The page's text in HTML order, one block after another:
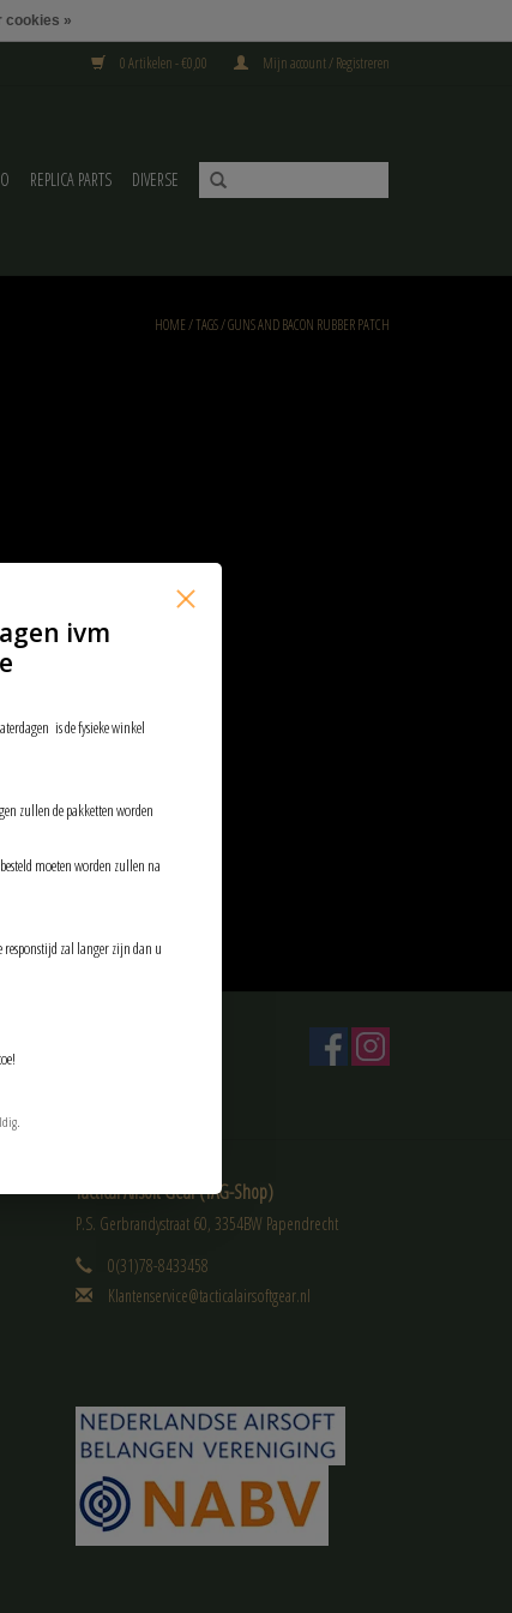
0 Artikelen - €0,00 Mijn account / Registreren
REPLICA PARTS DIVERSE
HOME/TAGS/GUNS AND BACON RUBBER PATCH
Tactical Airsoft Gear (TAG-Shop)
P.S. Gerbrandystraat 60, 3354BW Papendrecht
0(31)78-8433458
Klantenservice@tacticalairsoftgear.nl
cookies »
ivm
is de fysieke winkel
zullen de pakketten worden
moeten worden zullen na
responstijd zal langer zijn dan u